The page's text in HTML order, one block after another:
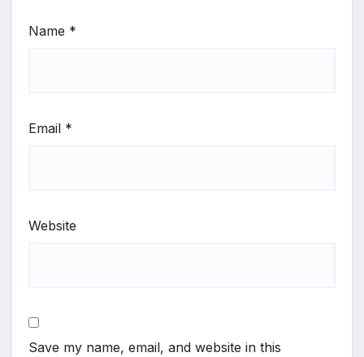
Name *
Email *
Website
Save my name, email, and website in this